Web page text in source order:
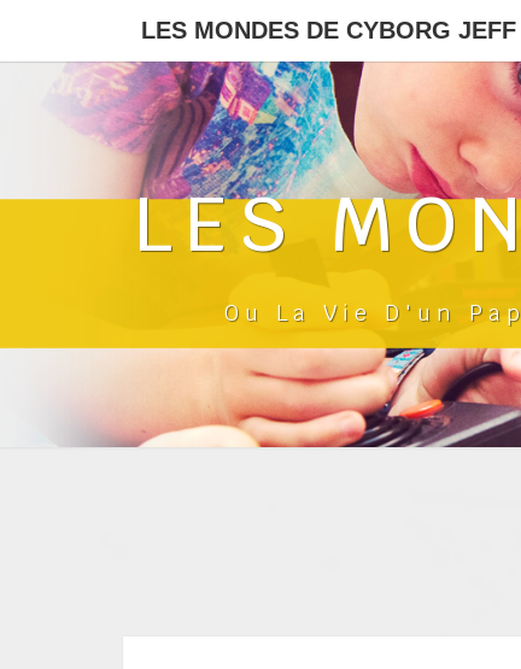
LES MONDES DE CYBORG JEFF
LES
Ou La Vie D'un